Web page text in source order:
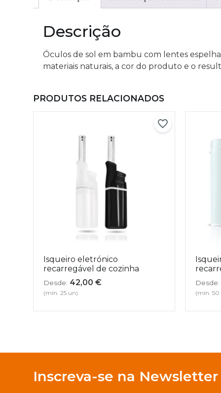
Descrição
Óculos de sol em bambu com lentes
materiais naturais, a cor do produto e o
PRODUTOS RELACIONADOS
Isqueiro eletrónico
recarregável de cozinha
Desde: 42,00€
(mín. 25 un)
Desde:
(mín. 50
Inscreva-se na Newsletter